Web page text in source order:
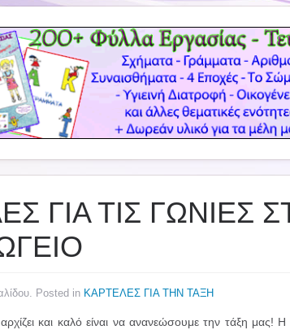
ΓΙΑ ΤΙΣ ΓΩΝΙΕΣ
Posted in ΚΑΡΤΕΛΕΣ ΓΙΑ ΤΗΝ ΤΑΞΗ
και καλό είναι να ανανεώσουμε την τάξη μας!